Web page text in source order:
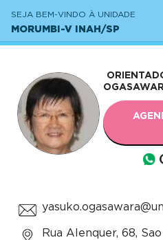
SEJA BEM-VINDO À UNIDADE
MORUMBI-V INAH/SP
Rua Alenquer, 68,